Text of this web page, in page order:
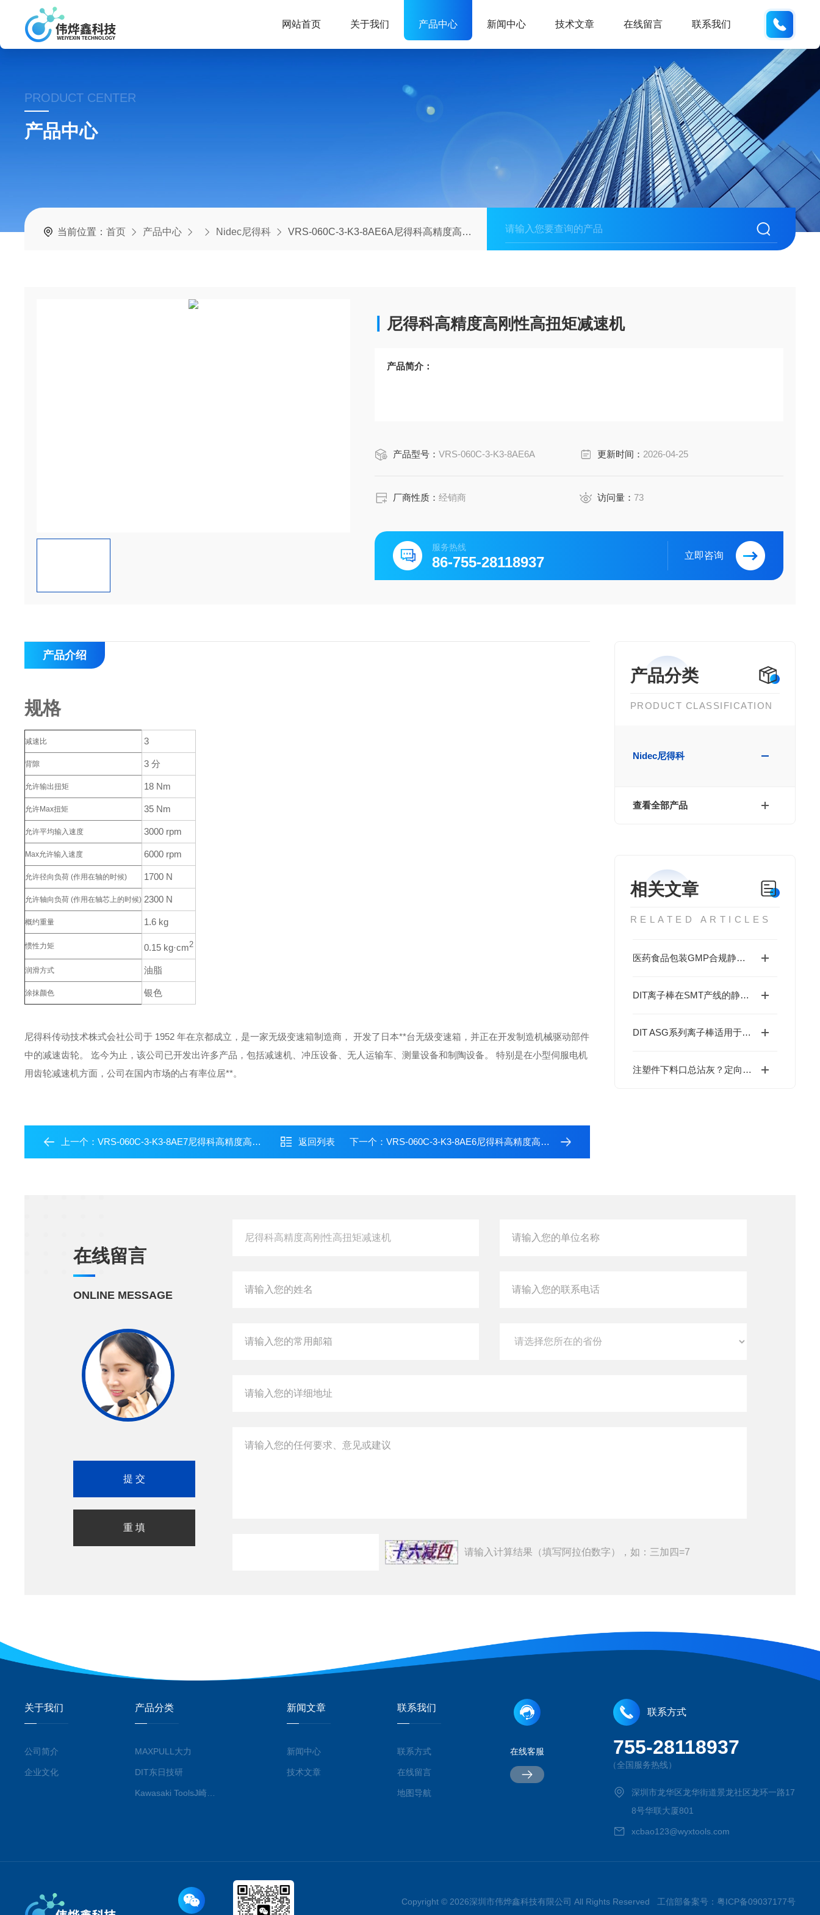
网站首页 关于我们 产品中心 新闻中心 技术文章 在线留言 联系我们
PRODUCT CENTER
产品中心
当前位置：首页 产品中心 Nidec尼得科 VRS-060C-3-K3-8AE6A尼得科高精度高刚性高扭矩减速机
尼得科高精度高刚性高扭矩减速机
产品简介：
产品型号：VRS-060C-3-K3-8AE6A 更新时间： 2026-04-25
厂商性质：经销商 访问量： 73
服务热线
86-755-28118937 立即咨询
产品分类
PRODUCT CLASSIFICATION
Nidec尼得科
查看全部产品
相关文章
RELATED ARTICLES
医药食品包装GMP合规静电控制：DIT离子棒的洁净室适配方案
DIT离子棒在SMT产线的静电消除配置
DIT ASG系列离子棒适用于精密装配静电消除场景
注塑件下料口总沾灰？定向离子气流或许是更优解
产品介绍
规格
减速比 3
背隙 3 分
允许输出扭矩 18 Nm
允许Max扭矩 35 Nm
允许平均输入速度 3000 rpm
Max允许输入速度 6000 rpm
允许径向负荷 (作用在轴的时候) 1700 N
允许轴向负荷 (作用在轴芯上的时候) 2300 N
概约重量 1.6 kg
惯性力矩 0.15 kg·cm2
润滑方式 油脂
涂抹颜色 银色
尼得科传动技术株式会社公司于 1952 年在京都成立，是一家无级变速箱制造商，
开发了日本**台无级变速箱，并正在开发制造机械驱动部件
中的减速齿轮。
迄今为止，该公司已开发出许多产品，包括减速机、冲压设备、无人运输车、测量设备和制陶设备。
特别是在小型伺服电机
用齿轮减速机方面，公司在国内市场的占有率位居**。
上一个：VRS-060C-3-K3-8AE7尼得科高精度高刚性高扭矩减速机 返回列表 下一个： VRS-060C-3-K3-8AE6尼得科高精度高刚性高扭矩减速机
在线留言
ONLINE MESSAGE
请输入计算结果（填写阿拉伯数字），如：三加四=7
关于我们
公司简介
企业文化
产品分类
MAXPULL大力
DIT东日技研
Kawasaki ToolsJ崎工具
新闻文章
新闻中心
技术文章
联系我们
联系方式
在线留言
地图导航
在线客服
联系方式
755-28118937
（全国服务热线）
深圳市龙华区龙华街道景龙社区龙环一路17
8号华联大厦801
xcbao123@wyxtools.com
Copyright © 2026深圳市伟烨鑫科技有限公司 All Rights Reserved 工信部备案号： 粤ICP备09037177号